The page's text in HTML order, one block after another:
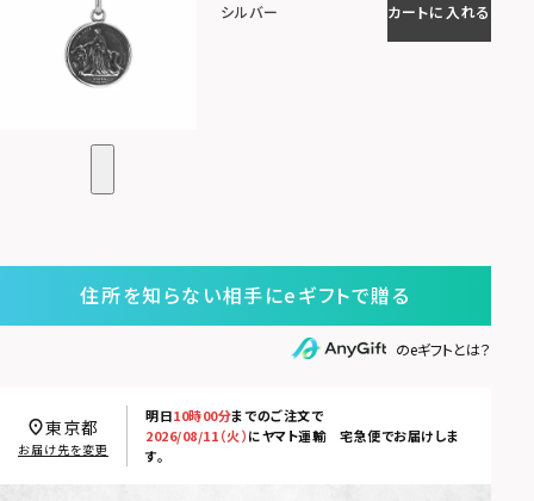
シルバー カートに入れる
住所を知らない相手にeギフトで贈る
のeギフトとは？
明日10時00分までのご注文で
2026/08/11（火）にヤマト運輸 宅急便でお届けしま
す。
東京都
お届け先を変更